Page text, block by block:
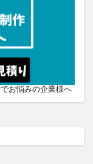
お悩みの企業様へ